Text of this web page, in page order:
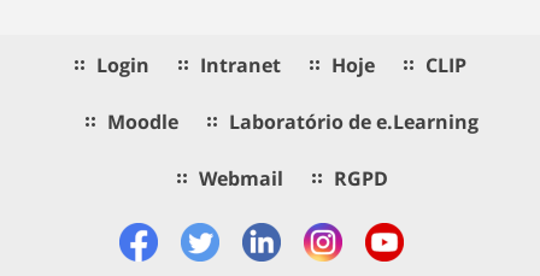
Login Intranet Hoje CLIP
Moodle Laboratório de e.Learning
Webmail RGPD